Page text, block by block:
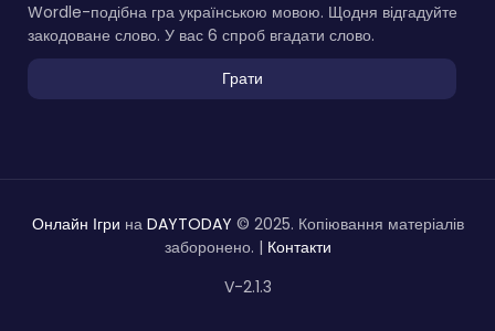
Wordle-подібна гра українською мовою. Щодня відгадуйте
закодоване слово. У вас 6 спроб вгадати слово.
Грати
Онлайн Ігри на DAYTODAY © 2025. Копіювання матеріалів
заборонено. | Контакти
V-2.1.3